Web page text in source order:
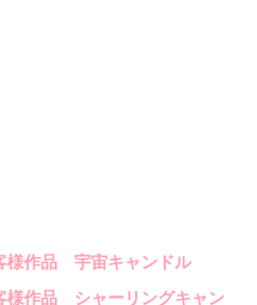
様作品 宇宙キャンドル
様作品 シャーリングキャン